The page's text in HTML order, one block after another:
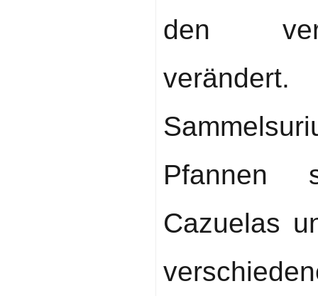
den
Pfannen
Cazuelas